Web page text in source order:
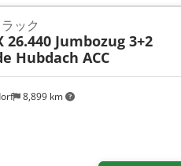
8,899 km
ック
26.440 Jumbozug 3+2
Hubdach ACC